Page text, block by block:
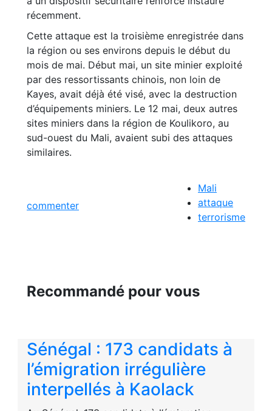
récemment.
Cette attaque est la troisième enregistrée dans
la région ou ses environs depuis le début du
mois de mai. Début mai, un site minier exploité
par des ressortissants chinois, non loin de
Kayes, avait déjà été visé, avec la destruction
d’équipements miniers. Le 12 mai, deux autres
sites miniers dans la région de Koulikoro, au
sud-ouest du Mali, avaient subi des attaques
similaires.
commenter
Mali
attaque
terrorisme
Recommandé pour vous
Sénégal : 173 candidats à
l’émigration irrégulière
interpellés à Kaolack